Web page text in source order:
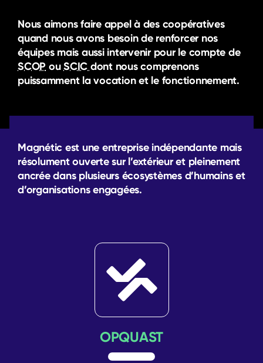
Nous aimons faire appel à des coopératives
quand nous avons besoin de renforcer nos
équipes mais aussi intervenir pour le compte de
SCOP ouSCIC dont nous comprenons
puissamment la vocation et le fonctionnement.
Magnétic est une entreprise indépendante mais
résolument ouverte sur l’extérieur et pleinement
ancrée dans plusieurs écosystèmes d’humains et
d’organisations engagées.
OPQUAST